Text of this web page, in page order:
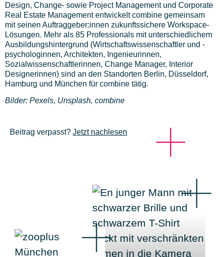
Design, Change- sowie Project Management und Corporate
Real Estate Management entwickelt combine gemeinsam
mit seinen Auftraggeber:innen zukunftssichere Workspace-
Lösungen. Mehr als 85 Professionals mit unterschiedlichem
Ausbildungshintergrund (Wirtschaftswissenschaftler und -
psychologinnen, Architekten, Ingenieurinnen,
Sozialwissenschaftlerinnen, Change Manager, Interior
Designerinnen) sind an den Standorten Berlin, Düsseldorf,
Hamburg und München für combine tätig.
Bilder: Pexels, Unsplash, combine
Beitrag verpasst? Jetzt nachlesen